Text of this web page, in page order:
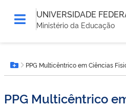
UNIVERSIDADE
Ministério da Educação
está
aqui:Botão Menu
PPG Multicêntrico em Ciências
PPG Multicêntrico